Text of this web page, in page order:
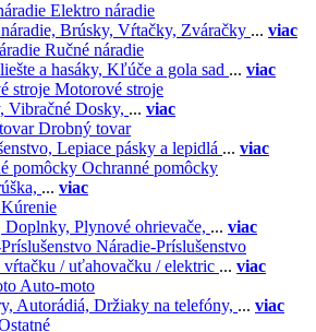
Elektro náradie
Brúsky, Vŕtačky, Zváračky ... viac
Ručné náradie
a hasáky, Kľúče a gola sad ... viac
Motorové stroje
Vibračné Dosky, ... viac
Drobný tovar
Lepiace pásky a lepidlá ... viac
Ochranné pomôcky
... viac
Kúrenie
Doplnky, Plynové ohrievače, ... viac
Náradie-Príslušenstvo
vŕtačku / uťahovačku / elektric ... viac
Auto-moto
Autorádiá, Držiaky na telefóny, ... viac